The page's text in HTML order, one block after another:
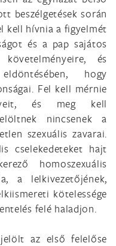
beszélgetések során
kell hívnia a figyelmét
és a pap sajátos
és
hogy
Fel kell mérnie
és meg kell
nincsenek a
szexuális zavarai.
cselekedeteket hajt
homoszexuális
a lelkivezetőjének,
kötelessége
felé haladjon.
az első felelőse